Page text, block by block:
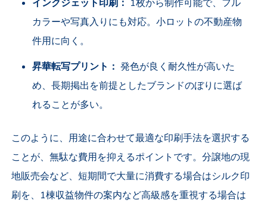
インクジェット印刷： 1枚から制作可能で、フル
カラーや写真入りにも対応。小ロットの不動産物
件用に向く。
昇華転写プリント： 発色が良く耐久性が高いた
め、長期掲出を前提としたブランドのぼりに選ば
れることが多い。
このように、用途に合わせて最適な印刷手法を選択する
ことが、無駄な費用を抑えるポイントです。分譲地の現
地販売会など、短期間で大量に消費する場合はシルク印
刷を、1棟収益物件の案内など高級感を重視する場合は